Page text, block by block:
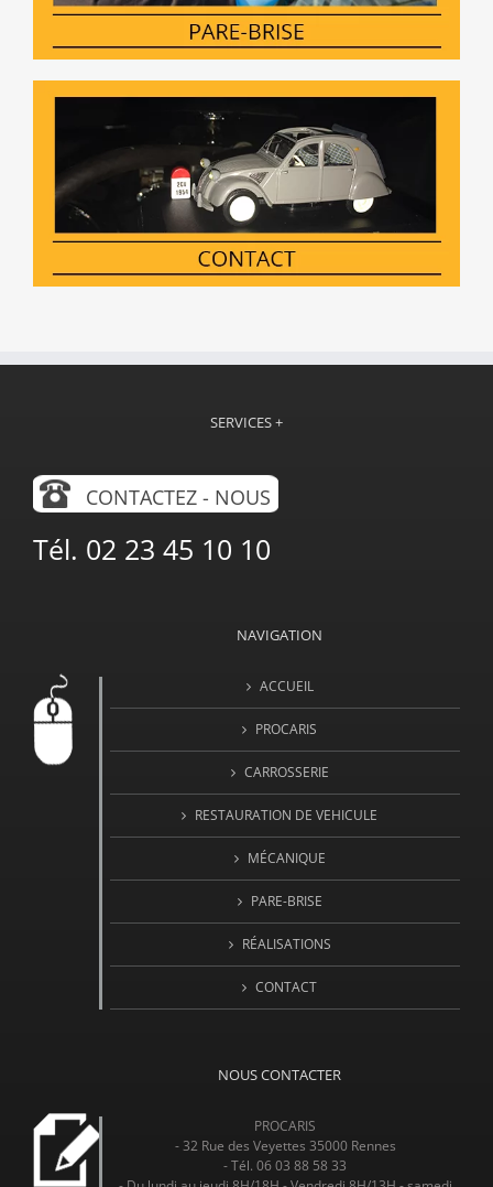
SERVICES +
CONTACTEZ - NOUS
Tél. 02 23 45 10 10
NAVIGATION
ACCUEIL
PROCARIS
CARROSSERIE
RESTAURATION DE VEHICULE
MÉCANIQUE
PARE-BRISE
RÉALISATIONS
CONTACT
NOUS CONTACTER
PROCARIS
- 32 Rue des Veyettes 35000 Rennes
- Tél. 06 03 88 58 33